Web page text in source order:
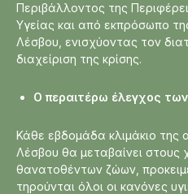
Περιβάλλοντος της
Υγείας και από εκπρόσωπο
Λέσβου, ενισχύοντας τον
διαχείριση της κρίσης.
Ο περαιτέρω έλεγχος
Κάθε εβδομάδα κλιμάκιο της
Λέσβου θα μεταβαίνει
θανατοθέντων ζώων,
τηρούνται όλοι οι κανόνες